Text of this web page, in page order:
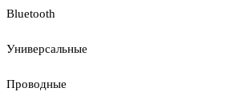
Bluetooth
Универсальные
Проводные